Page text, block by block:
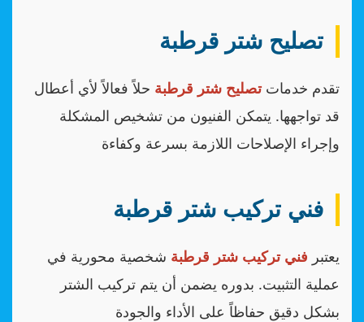
تصليح شتر قرطبة
تقدم خدماتتصليح شتر قرطبة حلاً فعالاً لأي أعطال
قد تواجهها. يتمكن الفنيون من تشخيص المشكلة
وإجراء الإصلاحات اللازمة بسرعة وكفاءة
فني تركيب شتر قرطبة
يعتبر فني تركيب شتر قرطبة شخصية محورية في
عملية التثبيت. بدوره يضمن أن يتم تركيب الشتر
بشكل دقيق حفاظاً على الأداء والجودة